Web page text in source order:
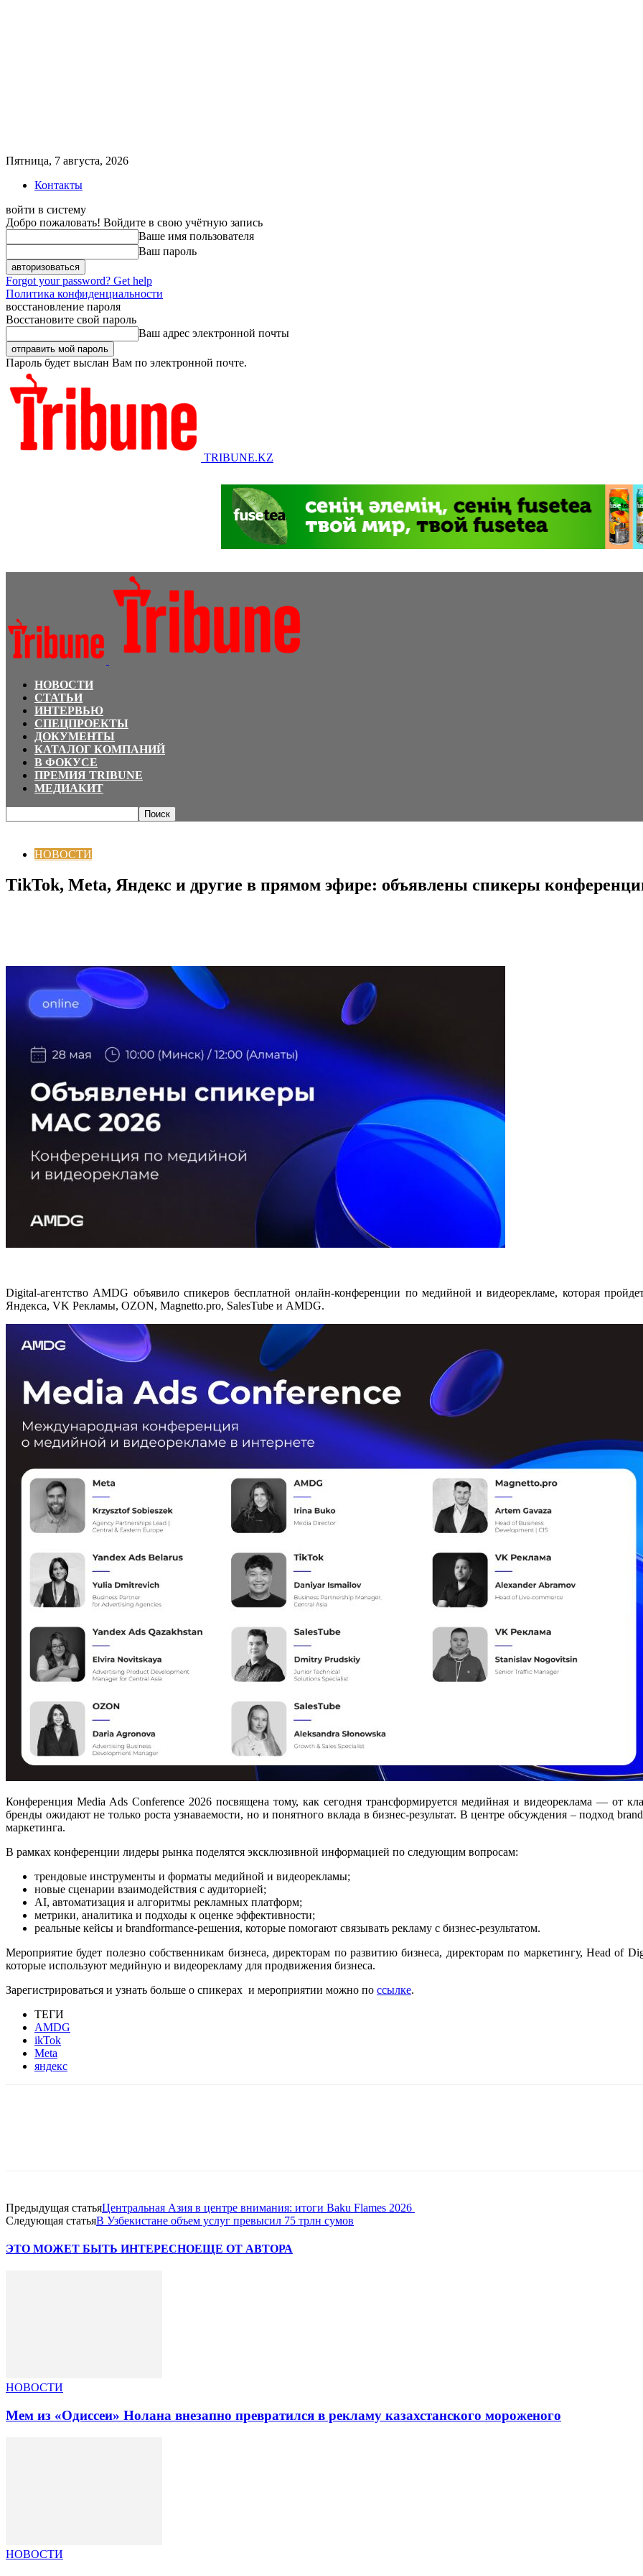
Пятница, 7 августа, 2026
Контакты
войти в систему
Добро пожаловать! Войдите в свою учётную запись
Ваше имя пользователя
Ваш пароль
Forgot your password? Get help
Политика конфиденциальности
восстановление пароля
Восстановите свой пароль
Ваш адрес электронной почты
Пароль будет выслан Вам по электронной почте.
TRIBUNE.KZ
НОВОСТИ
СТАТЬИ
ИНТЕРВЬЮ
СПЕЦПРОЕКТЫ
ДОКУМЕНТЫ
КАТАЛОГ КОМПАНИЙ
В ФОКУСЕ
ПРЕМИЯ TRIBUNE
МЕДИАКИТ
НОВОСТИ
TikTok, Meta, Яндекс и другие в прямом эфире: объявлены спикеры
Digital-агентство AMDG объявило спикеров бесплатной онлайн-конференции по медийной и видеорекламе, которая
Яндекса, VK Рекламы, OZON, Magnetto.pro, SalesTube и AMDG.
Конференция Media Ads Conference 2026 посвящена тому, как сегодня трансформируется медийная и видеореклама — от
бренды ожидают не только роста узнаваемости, но и понятного вклада в бизнес-результат. В центре обсуждения – подход
маркетинга.
В рамках конференции лидеры рынка поделятся эксклюзивной информацией по следующим вопросам:
трендовые инструменты и форматы медийной и видеорекламы;
новые сценарии взаимодействия с аудиторией;
AI, автоматизация и алгоритмы рекламных платформ;
метрики, аналитика и подходы к оценке эффективности;
реальные кейсы и brandformance-решения, которые помогают связывать рекламу с бизнес-результатом.
Мероприятие будет полезно собственникам бизнеса, директорам по развитию бизнеса, директорам по маркетингу, Head of
которые используют медийную и видеорекламу для продвижения бизнеса.
Зарегистрироваться и узнать больше о спикерах и мероприятии можно по ссылке.
ТЕГИ
AMDG
ikTok
Meta
яндекс
Предыдущая статьяЦентральная Азия в центре внимания: итоги Baku Flames 2026
Следующая статьяВ Узбекистане объем услуг превысил 75 трлн сумов
ЭТО МОЖЕТ БЫТЬ ИНТЕРЕСНОЕЩЕ ОТ АВТОРА
НОВОСТИ
Мем из «Одиссеи» Нолана внезапно превратился в рекламу казахстанского мороженого
НОВОСТИ